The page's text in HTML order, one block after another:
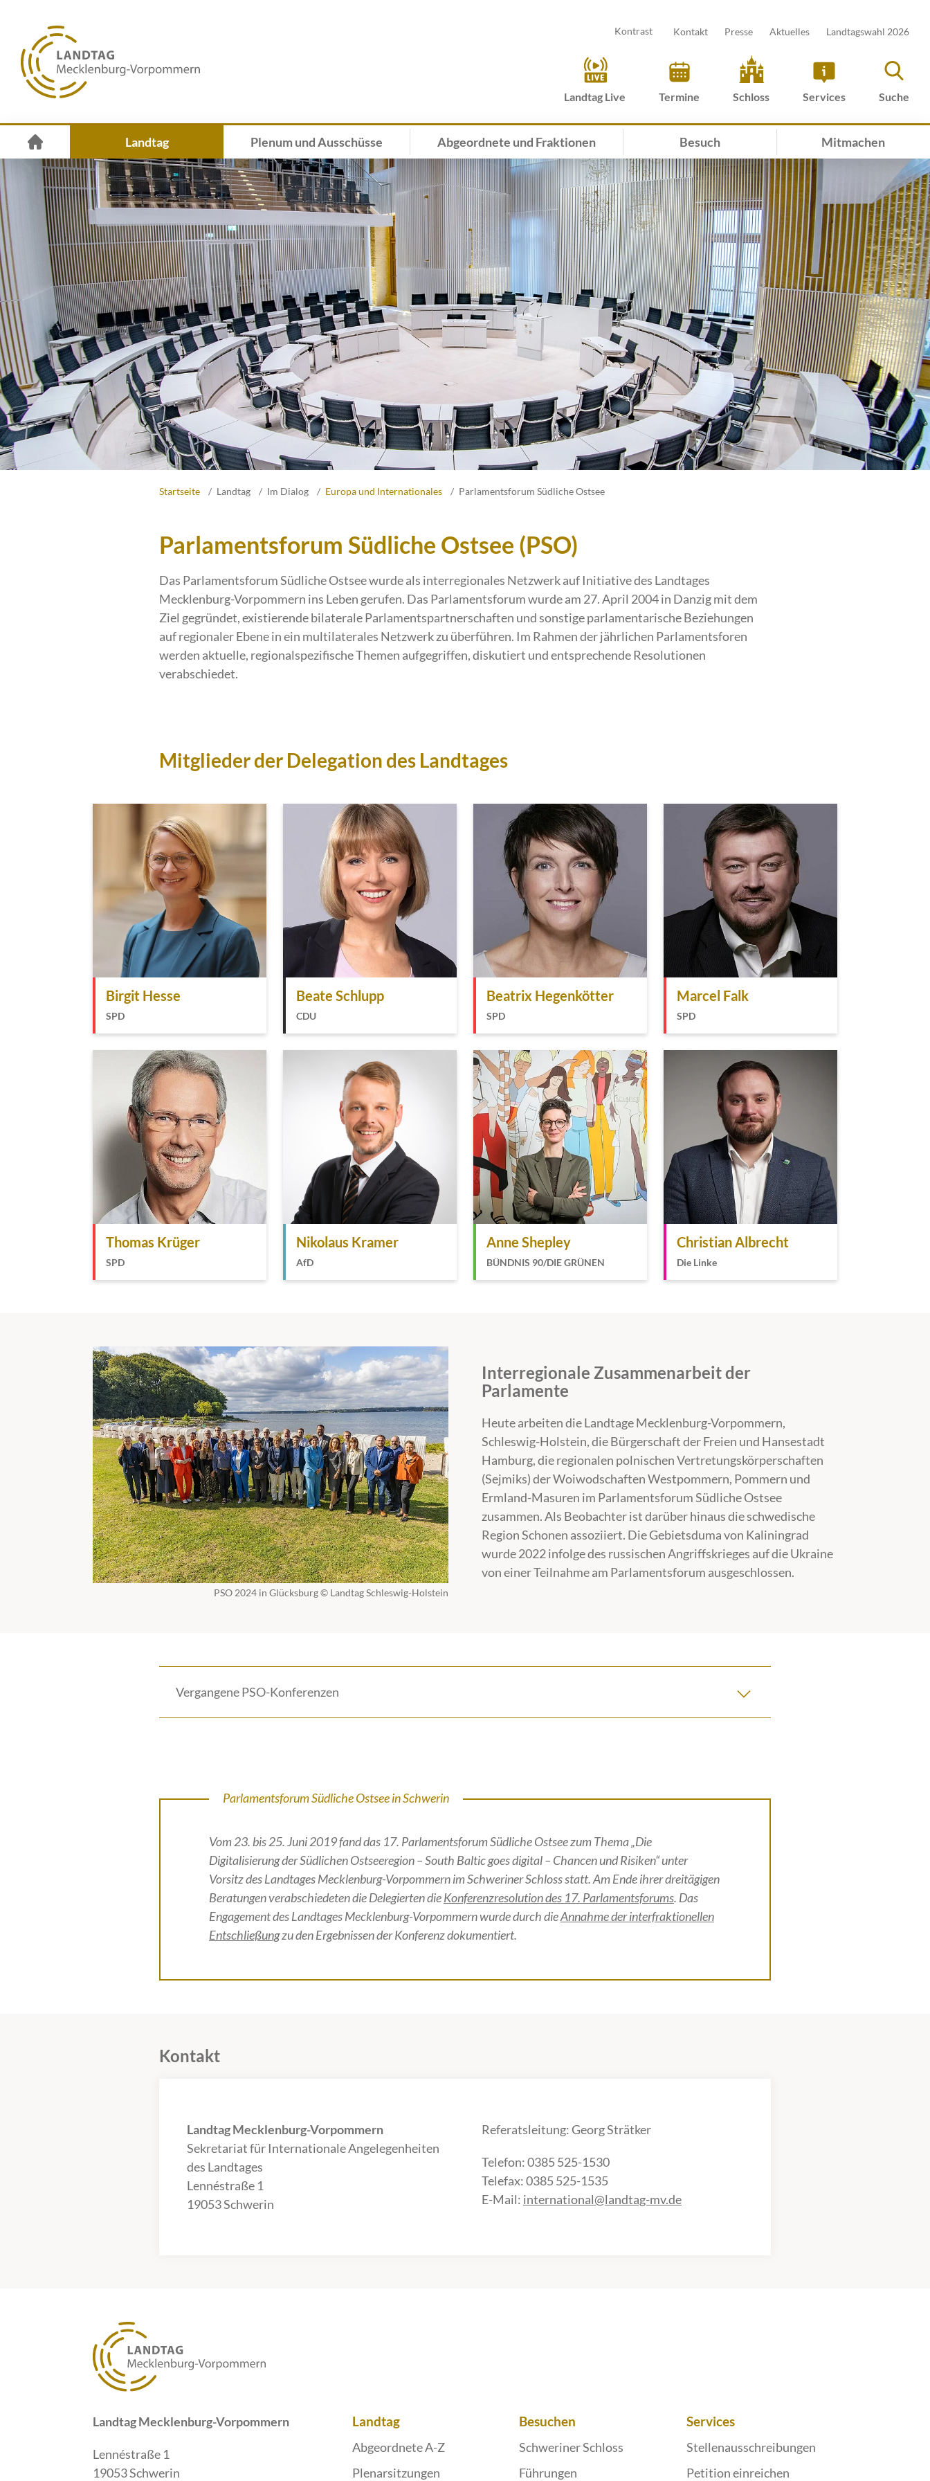
Kontrast Kontakt Presse Aktuelles Landtagswahl 2026
Landtag Live Termine Schloss Services Suche
Landtag Plenum und Ausschüsse Abgeordnete und Fraktionen Besuch Mitmachen
Startseite Landtag Im Dialog Europa und Internationales Parlamentsforum Südliche Ostsee
Parlamentsforum Südliche Ostsee (PSO)
Das Parlamentsforum Südliche Ostsee wurde als interregionales Netzwerk auf Initiative des Landtages
Mecklenburg-Vorpommern ins Leben gerufen. Das Parlamentsforum wurde am 27. April 2004 in Danzig mit dem
Ziel gegründet, existierende bilaterale Parlamentspartnerschaften und sonstige parlamentarische Beziehungen
auf regionaler Ebene in ein multilaterales Netzwerk zu überführen. Im Rahmen der jährlichen Parlamentsforen
werden aktuelle, regionalspezifische Themen aufgegriffen, diskutiert und entsprechende Resolutionen
verabschiedet.
Mitglieder der Delegation des Landtages
Birgit Hesse
SPD
Beate Schlupp
CDU
Beatrix Hegenkötter
SPD
Marcel Falk
SPD
Thomas Krüger
SPD
Nikolaus Kramer
AfD
Anne Shepley
BÜNDNIS 90/DIE GRÜNEN
Christian Albrecht
Die Linke
PSO 2024 in Glücksburg © Landtag Schleswig-Holstein
Interregionale Zusammenarbeit der
Parlamente
Heute arbeiten die Landtage Mecklenburg-Vorpommern,
Schleswig-Holstein, die Bürgerschaft der Freien und Hansestadt
Hamburg, die regionalen polnischen Vertretungskörperschaften
(Sejmiks) der Woiwodschaften Westpommern, Pommern und
Ermland-Masuren im Parlamentsforum Südliche Ostsee
zusammen. Als Beobachter ist darüber hinaus die schwedische
Region Schonen assoziiert. Die Gebietsduma von Kaliningrad
wurde 2022 infolge des russischen Angriffskrieges auf die Ukraine
von einer Teilnahme am Parlamentsforum ausgeschlossen.
Vergangene PSO-Konferenzen
Parlamentsforum Südliche Ostsee in Schwerin
Vom 23. bis 25. Juni 2019 fand das 17. Parlamentsforum Südliche Ostsee zum Thema „Die
Digitalisierung der Südlichen Ostseeregion – South Baltic goes digital – Chancen und Risiken“ unter
Vorsitz des Landtages Mecklenburg-Vorpommern im Schweriner Schloss statt. Am Ende ihrer dreitägigen
Beratungen verabschiedeten die Delegierten dieKonferenzresolution des 17. Parlamentsforums. Das
Engagement des Landtages Mecklenburg-Vorpommern wurde durch dieAnnahme der interfraktionellen
Entschließungzu den Ergebnissen der Konferenz dokumentiert.
Kontakt
Landtag Mecklenburg-Vorpommern
Sekretariat für Internationale Angelegenheiten
des Landtages
Lennéstraße 1
19053 Schwerin
Referatsleitung: Georg Strätker
Telefon: 0385 525-1530
Telefax: 0385 525-1535
E-Mail: international@landtag-mv.de
Landtag Mecklenburg-Vorpommern
Lennéstraße 1
19053 Schwerin
Landtag
Abgeordnete A-Z
Plenarsitzungen
Besuchen
Schweriner Schloss
Führungen
Services
Stellenausschreibungen
Petition einreichen